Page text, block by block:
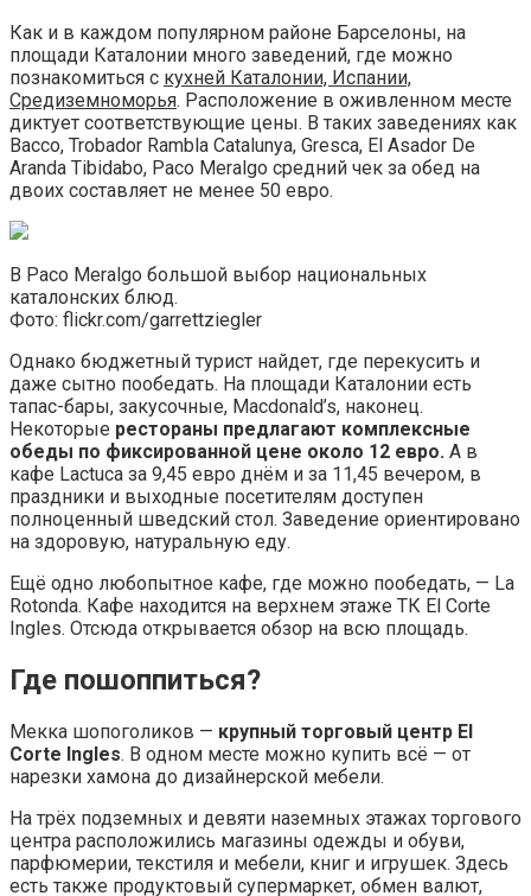
Как и в каждом популярном районе Барселоны, на
площади Каталонии много заведений, где можно
познакомиться с кухней Каталонии, Испании,
Средиземноморья. Расположение в оживленном месте
диктует соответствующие цены. В таких заведениях как
Bacco, Trobador Rambla Catalunya, Gresca, El Asador De
Aranda Tibidabo, Paco Meralgo средний чек за обед на
двоих составляет не менее 50 евро.
В Paco Meralgo большой выбор национальных
каталонских блюд.
Фото: flickr.com/garrettziegler
Однако бюджетный турист найдет, где перекусить и
даже сытно пообедать. На площади Каталонии есть
тапас-бары, закусочные, Macdonald’s, наконец.
Некоторые рестораны предлагают комплексные
обеды по фиксированной цене около 12 евро. А в
кафе Lactuca за 9,45 евро днём и за 11,45 вечером, в
праздники и выходные посетителям доступен
полноценный шведский стол. Заведение ориентировано
на здоровую, натуральную еду.
Ещё одно любопытное кафе, где можно пообедать, — La
Rotonda. Кафе находится на верхнем этаже ТК El Corte
Ingles. Отсюда открывается обзор на всю площадь.
Где пошоппиться?
Мекка шопоголиков — крупный торговый центр El
Corte Ingles. В одном месте можно купить всё — от
нарезки хамона до дизайнерской мебели.
На трёх подземных и девяти наземных этажах торгового
центра расположились магазины одежды и обуви,
парфюмерии, текстиля и мебели, книг и игрушек. Здесь
есть также продуктовый супермаркет, обмен валют,